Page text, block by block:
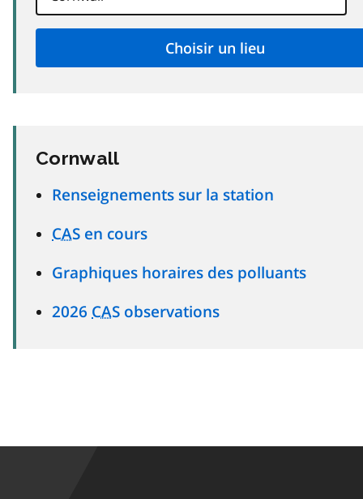
Cornwall
Renseignements sur la station
CAS en cours
Graphiques horaires des polluants
2026 CAS observations